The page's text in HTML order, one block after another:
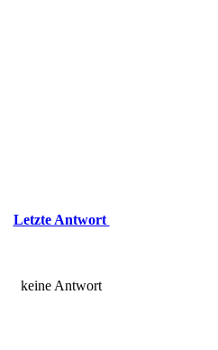
Letzte Antwort
keine Antwort